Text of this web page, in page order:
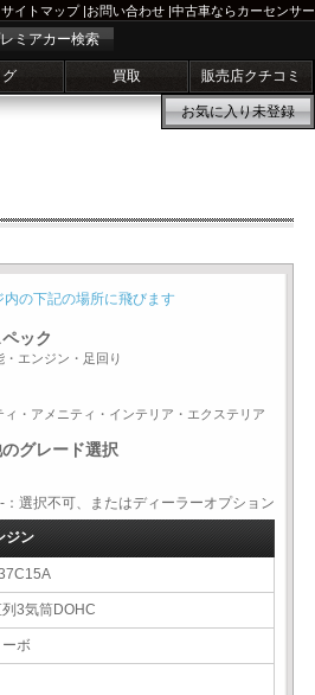
サイトマップ|お問い合わせ |中古車ならカーセンサー
ミアカー検索
買取 販売店クチコミ
お気に入り未登録
内の下記の場所に飛びます
ック
・エンジン・足回り
ィ・アメニティ・インテリア・エクステリア
グレード選択
択不可、またはディーラーオプション
ジン
3気筒DOHC
ボ